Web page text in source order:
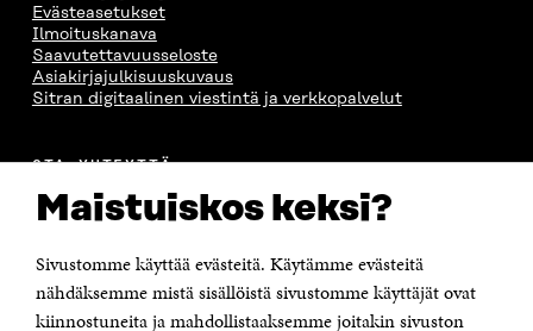
Maistuiskos keksi?
Sivustomme käyttää evästeitä. Käytämme evästeitä
nähdäksemme mistä sisällöistä sivustomme käyttäjät ovat
kiinnostuneita ja mahdollistaaksemme joitakin sivuston
Evästeasetukset
Ilmoituskanava
Saavutettavuusseloste
Asiakirjajulkisuuskuvaus
Sitran digitaalinen viestintä ja verkkopalvelut
OTA YHTEYTTÄ
Itämerenkatu 11-13, PL 160,
00181 Helsinki
Puhelin +358 294 618 991
Sähköpostiosoite